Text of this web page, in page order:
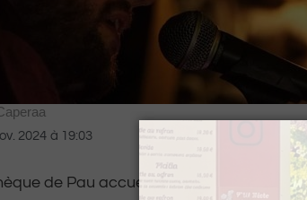
2024 à 19:03
de Pau accueille ce dimanche 1er